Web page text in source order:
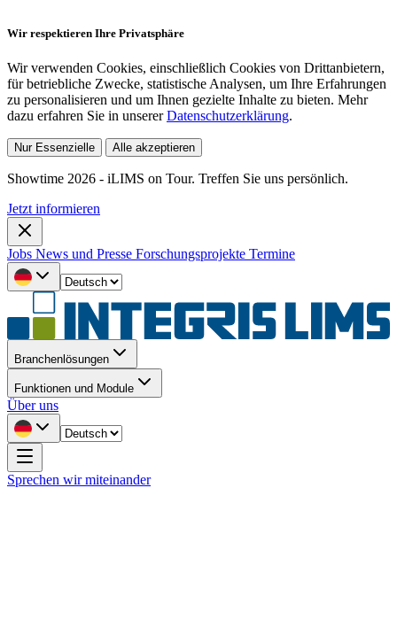
Wir respektieren Ihre Privatsphäre
Wir verwenden Cookies, einschließlich Cookies von Drittanbietern,
für betriebliche Zwecke, statistische Analysen, um Ihre Erfahrungen
zu personalisieren und um Ihnen gezielte Inhalte zu bieten. Mehr
dazu erfahren Sie in unsererDatenschutzerklärung.
Nur Essenzielle Alle akzeptieren
Showtime 2026 - iLIMS on Tour. Treffen Sie uns persönlich.
Jetzt informieren
Jobs News und Presse Forschungsprojekte Termine
Branchenlösungen
Funktionen und Module
Über uns
Sprechen wir miteinander